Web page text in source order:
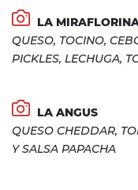
LA
QUESO, TOCINO,
PICKLES, LECHUGA,
LA ANGUS
QUESO CHEDDAR,
Y SALSA PAPACHA